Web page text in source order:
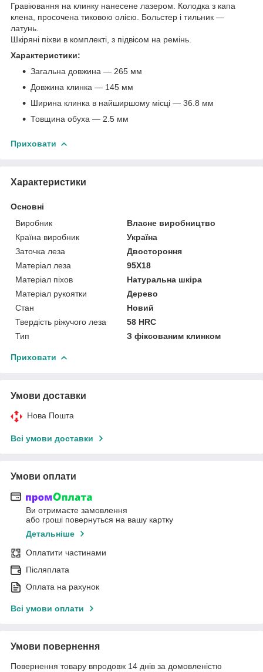
Гравіювання на клинку нанесене лазером. Колодка з капа
клена, просочена тиковою олією. Больстер і тильник —
латунь.
Шкіряні піхви в комплекті, з підвісом на ремінь.
Характеристики:
Загальна довжина — 265 мм
Довжина клинка — 145 мм
Ширина клинка в найширшому місці — 36.8 мм
Товщина обуха — 2.5 мм
Приховати
Характеристики
Основні
Виробник
Власне виробництво
Країна виробник
Україна
Заточка леза
Двостороння
Матеріал леза
95Х18
Матеріал піхов
Натуральна шкіра
Матеріал рукоятки
Дерево
Стан
Новий
Твердість ріжучого леза
58 HRC
Тип
З фіксованим клинком
Приховати
Умови доставки
Нова Пошта
Всі умови доставки
Умови оплати
Ви отримаєте замовлення
або гроші повернуться на вашу картку
Детальніше
Оплатити частинами
Післяплата
Оплата на рахунок
Всі умови оплати
Умови повернення
Повернення товару впродовж 14 днів за домовленістю